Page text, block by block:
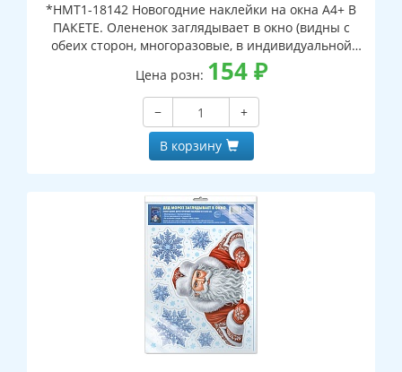
*НМТ1-18142 Новогодние наклейки на окна А4+ В
ПАКЕТЕ. Олененок заглядывает в окно (видны с
обеих сторон, многоразовые, в индивидуальной
упаковке, с европодвесом и клеевым клапаном)
Цена розн: 154₽
−
+
В корзину